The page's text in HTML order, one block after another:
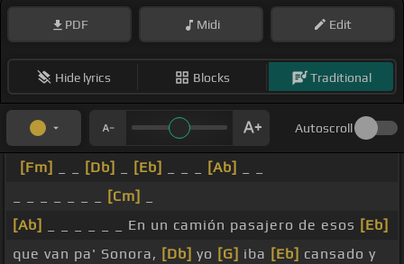
PDF Midi Edit
Hide lyrics Blocks Traditional
Autoscroll
[Fm] [Db] [Eb] [Ab]
[Cm]
[Ab]
_ _ _ _ _ _ En un camión pasajero de esos [Eb]
que van pa' Sonora, [Db] yo [G] iba [Eb] cansado y